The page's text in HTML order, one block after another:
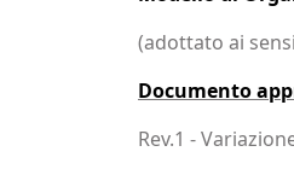
(adottato ai
Documento
Rev.1 -